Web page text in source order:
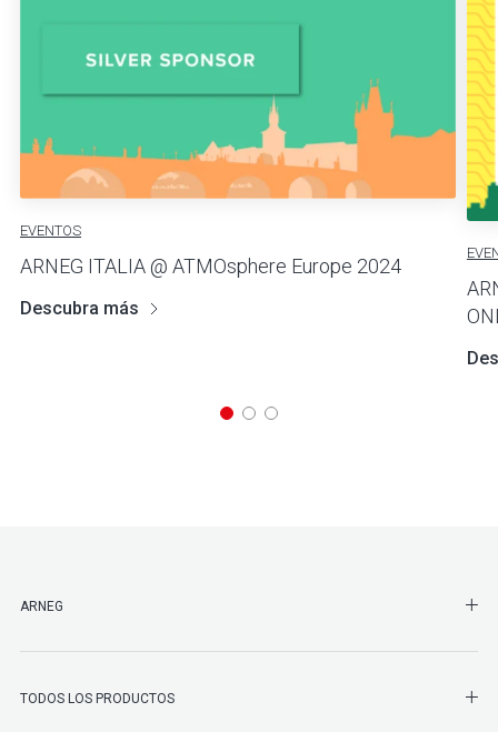
EVENTOS
ARNEG ITALIA @ ATMOsphere Europe 2024
Descubra más
ARNEG
TODOS LOS PRODUCTOS